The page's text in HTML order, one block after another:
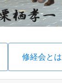
修経会とは